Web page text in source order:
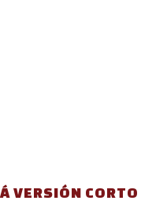
VERSIÓN CORTO